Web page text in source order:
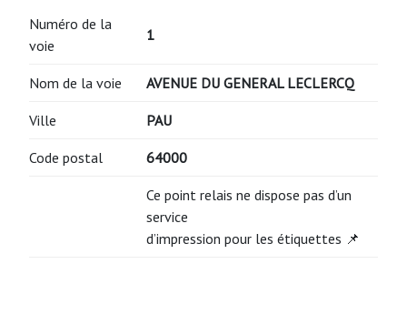
Numéro de la
voie
1
Nom de la voie AVENUE DU GENERAL LECLERCQ
Ville PAU
Code postal 64000
Ce point relais ne dispose pas d’un
service
d’impression pour les étiquettes 📌